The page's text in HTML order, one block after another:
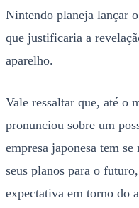
Nintendo planeja lançar
que justificaria a
aparelho.
Vale ressaltar que, até o
pronunciou sobre um
empresa japonesa tem
seus planos para o
expectativa em torno do